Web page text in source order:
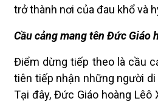
trở thành nơi của đau khổ và
Cầu cảng mang tên Đức Giáo
Điểm dừng tiếp theo là cầu
tiên tiếp nhận những người
Tại đây, Đức Giáo hoàng Lêô